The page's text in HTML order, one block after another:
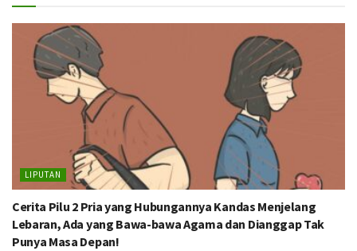
LIPUTAN
Cerita Pilu 2 Pria yang Hubungannya Kandas Menjelang
Lebaran, Ada yang Bawa-bawa Agama dan Dianggap Tak
Punya Masa Depan!